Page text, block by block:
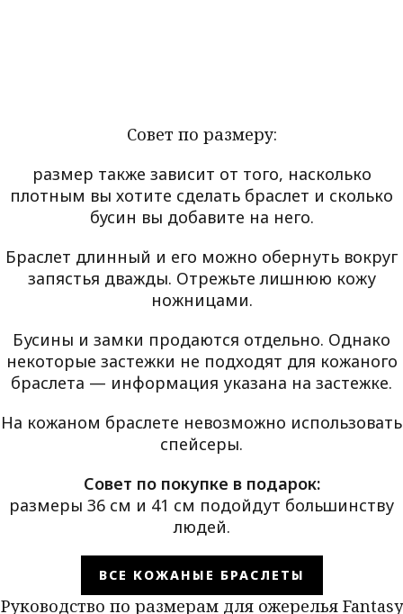
Совет по размеру:
размер также зависит от того, насколько
плотным вы хотите сделать браслет и сколько
бусин вы добавите на него.
Браслет длинный и его можно обернуть вокруг
запястья дважды. Отрежьте лишнюю кожу
ножницами.
Бусины и замки продаются отдельно. Однако
некоторые застежки не подходят для кожаного
браслета — информация указана на застежке.
На кожаном браслете невозможно использовать
спейсеры.
Совет по покупке в подарок:
размеры 36 см и 41 см подойдут большинству
людей.
ВСЕ КОЖАНЫЕ БРАСЛЕТЫ
Руководство по размерам для ожерелья Fantasy